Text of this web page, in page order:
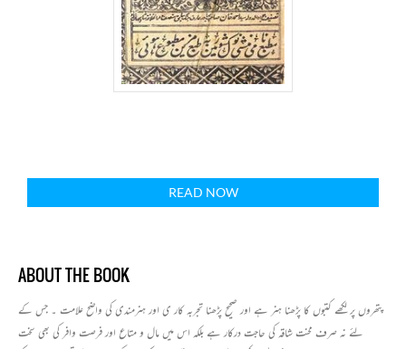
READ NOW
ABOUT THE BOOK
پتھروں پر لکھے کتبوں کا پڑھنا ہنر ہے اور صحیح پڑھنا تجربہ کار ی اور ہنرمندی کی واضح علامت ۔ جس کے
لئے نہ صرف محنت شاقہ کی حاجت درکار ہے بلکہ اس میں مال و متاع اور فرصت وافر کی بھی سخت